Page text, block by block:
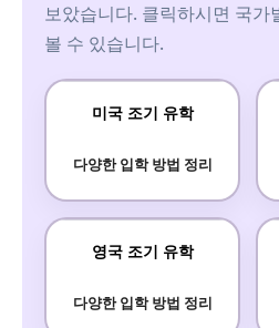
보았습니다. 클릭하시면 국가
볼 수 있습니다.
미국 조기 유학
다양한 입학 방법 정리
영국 조기 유학
다양한 입학 방법 정리